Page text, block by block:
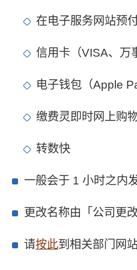
在电子服务网站预
信用卡（VISA、万
电子钱包（Apple
缴费灵即时网上购
转数快
一般会于 1 小时之内
更改名称由「公司更
请按此到相关部门网